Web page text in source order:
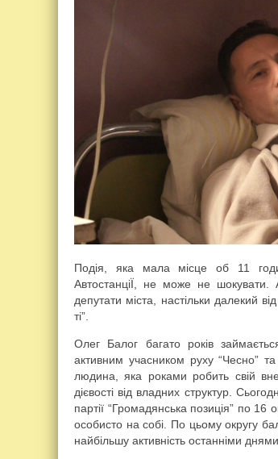
Подія, яка мала місце об 11
АвтостанціЇ, не може не шокувати.
депутати міста, настільки далекий
ті”.
Олег Балог багато років
активним учасником руху “Чесно” та
людина, яка роками робить свій
дієвості від владних структур.
партії “Громадянська позиція” по
особисто на собі. По цьому округу
найбільшу активність останніми